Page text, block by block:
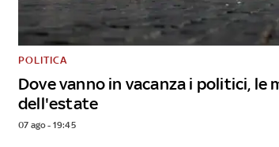
Dove vanno in vacanza i politici, le
dell'estate
POLITICA
07 ago - 19:45